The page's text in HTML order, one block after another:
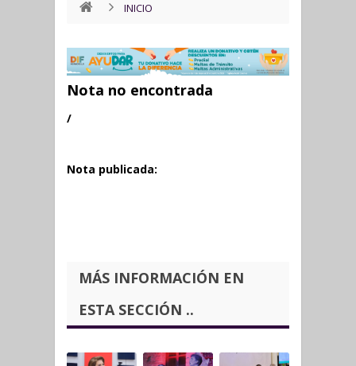
INICIO
Nota no encontrada
/
Nota publicada:
MÁS INFORMACIÓN EN
ESTA SECCIÓN ..